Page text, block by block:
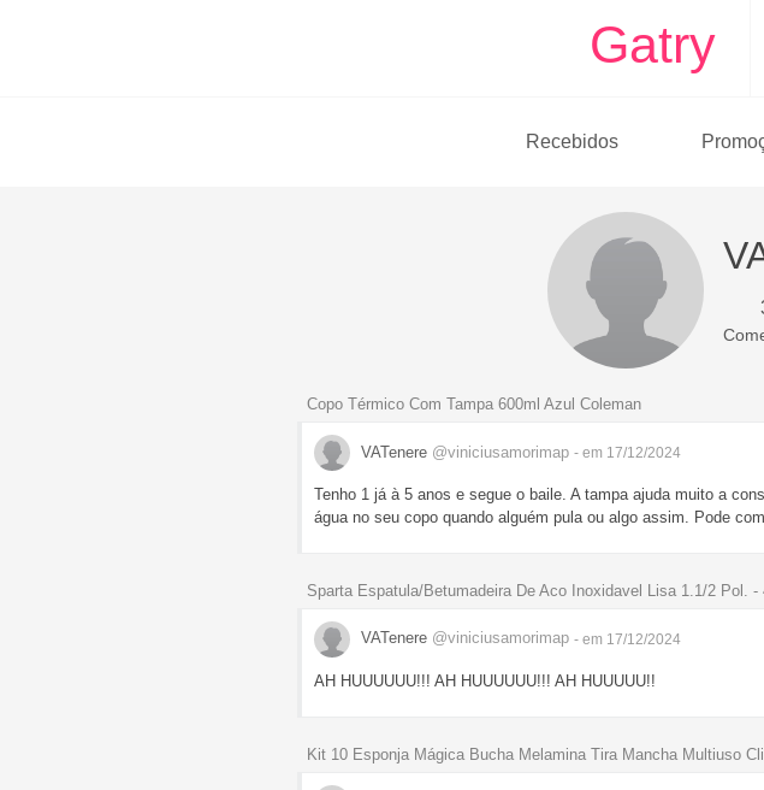
Gatry
Recebidos
Copo Térmico Com Tampa 600ml Azul Coleman
VATenere @viniciusamorimap - em 17/12/2024
Tenho 1 já à 5 anos e segue o baile. A tampa ajuda muito a
água no seu copo quando alguém pula ou algo assim. Pode
Sparta Espatula/Betumadeira De Aco Inoxidavel Lisa 1.1/2 Pol. -
VATenere @viniciusamorimap - em 17/12/2024
AH HUUUUUU!!! AH HUUUUUU!!! AH HUUUUU!!
Kit 10 Esponja Mágica Bucha Melamina Tira Mancha Multiuso